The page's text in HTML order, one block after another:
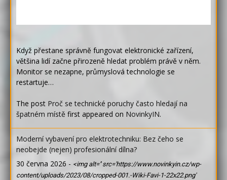
Když přestane správně fungovat elektronické zařízení,
většina lidí začne přirozeně hledat problém právě v něm.
Monitor se nezapne, průmyslová technologie se
restartuje…
The post Proč se technické poruchy často hledají na
špatném místě first appeared on NovinkyIN.
Moderní vybavení pro elektrotechniku: Bez čeho se
neobejde (nejen) profesionální dílna?
30 června 2026 - <img alt='' src='https://www.novinkyin.cz/wp-
content/uploads/2023/08/cropped-001.-Wiki-Favi-1-22x22.png'